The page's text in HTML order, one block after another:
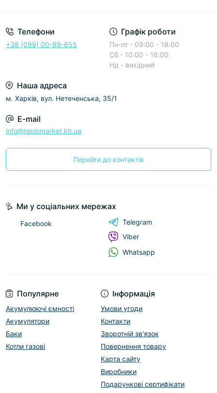
Телефони
+38 (099) 00-99-655
Графік роботи
Пн-пт - 09:00 - 18:00
Сб - 10:00 - 16:00
Нд - вихідний
Наша адреса
м. Харків, вул. Нетеченська, 35/1
E-mail
info@teplomarket.kh.ua
Перейти до контактів
Популярне
Акумулюючі ємності
Акумулятори
Баки
Котли газові
Інформація
Умови угоди
Контакти
Зворотній зв'язок
Повернення товару
Карта сайту
Виробники
Подарункові сертифікати
Ми у соціальних мережах
Facebook
Telegram
Viber
Whatsapp